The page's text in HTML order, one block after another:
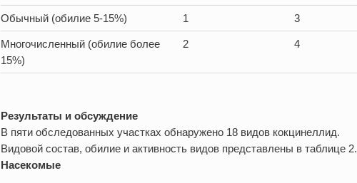
Обычный (обилие 5-15%) 1 3
Многочисленный (обилие более
15%)
2 4
Результаты и обсуждение
В пяти обследованных участках обнаружено 18 видов кокцинеллид.
Видовой состав, обилие и активность видов представлены в таблице 2.
Насекомые